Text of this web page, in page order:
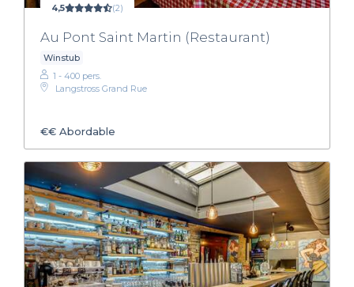
4,5 (2)
Au Pont Saint Martin (Restaurant)
Winstub
1 - 400 pers.
Langstross Grand Rue
€€ Abordable